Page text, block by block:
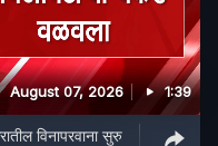
August 07, 2026 1:39
विनापरवाना सुरु